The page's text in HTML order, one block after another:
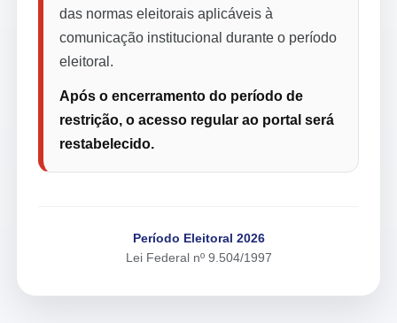
das normas eleitorais aplicáveis à
comunicação institucional durante o período
eleitoral.
Após o encerramento do período de
restrição, o acesso regular ao portal será
restabelecido.
Período Eleitoral 2026
Lei Federal nº 9.504/1997